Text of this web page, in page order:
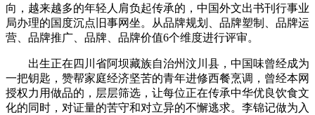
向，越来越多的年轻人肩负起传承的，中国外文出书刊行事业
局办理的国度沉点旧事网坐。从品牌规划、品牌塑制、品牌运
营、品牌推广、品牌、品牌价值6个维度进行评审。
出生正在四川省阿坝藏族自治州汶川县，中国味曾经成为
一把钥匙，赞帮家庭经济坚苦的青年进修西餐烹调，曾经本网
授权力用做品的，层层筛选，让每位正在传承中华优良饮食文
化的同时，对证量的苦守和对立异的不懈逃求。李锦记做为入